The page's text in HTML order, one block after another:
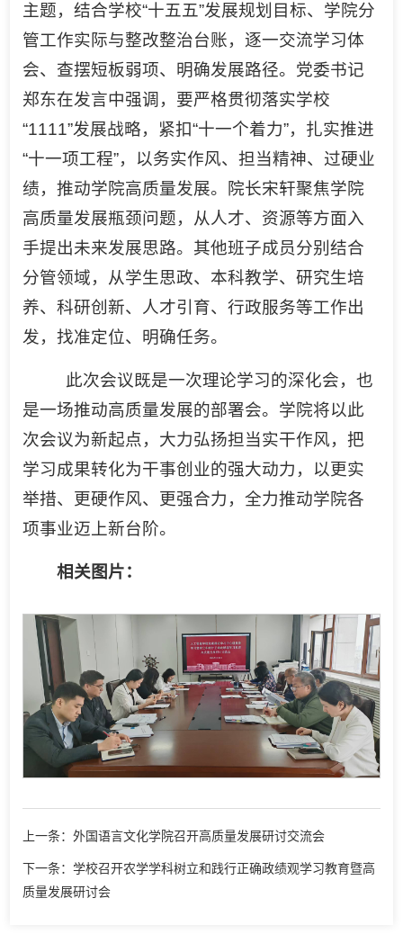
主题，结合学校“十五五”发展规划目标、学院分
管工作实际与整改整治台账，逐一交流学习体
会、查摆短板弱项、明确发展路径。党委书记
郑东在发言中强调，要严格贯彻落实学校
“1111”发展战略，紧扣“十一个着力”，扎实推进
“十一项工程”，以务实作风、担当精神、过硬业
绩，推动学院高质量发展。院长宋轩聚焦学院
高质量发展瓶颈问题，从人才、资源等方面入
手提出未来发展思路。其他班子成员分别结合
分管领域，从学生思政、本科教学、研究生培
养、科研创新、人才引育、行政服务等工作出
发，找准定位、明确任务。
此次会议既是一次理论学习的深化会，也
是一场推动高质量发展的部署会。学院将以此
次会议为新起点，大力弘扬担当实干作风，把
学习成果转化为干事创业的强大动力，以更实
举措、更硬作风、更强合力，全力推动学院各
项事业迈上新台阶。
相关图片：
上一条：外国语言文化学院召开高质量发展研讨交流会
下一条：学校召开农学学科树立和践行正确政绩观学习教育暨高
质量发展研讨会